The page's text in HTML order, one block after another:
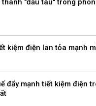
thành "đầu tàu" trong
kiệm điện lan tỏa mạnh
đẩy mạnh tiết kiệm điện